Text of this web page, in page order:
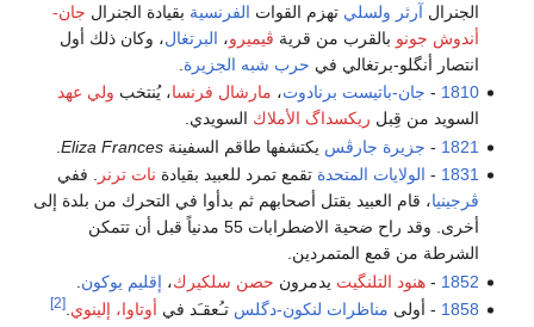
الجنرال آرثر ولسلي تهزم القوات الفرنسية بقيادة الجنرال جان-
أندوش جونو بالقرب من قرية ڤيميرو، البرتغال، وكان ذلك أول
انتصار أنگلو-برتغالي في حرب شبه الجزيرة
1810
- جان-باتيست برنادوت، مارشال فرنسا، يُنتخب ولي عهد
السويد من قِبل ريكسداگ الأملاك السويدي.
1821
- جزيرة جارڤس يكتشفها طاقم السفينةEliza Frances
1831
- الولايات المتحدة تقمع تمرد للعبيد بقيادة نات ترنر
. ففي
ڤرجينيا، قام العبيد بقتل أصحابهم ثم بدأوا في التحرك من بلدة إلى
أخرى. وقد راح ضحية الاضطرابات 55 مدنياً قبل أن تتمكن
الشرطة من قمع المتمردين.
1852
-هنود التلنگيت يدمرون حصن سلكيرك، إقليم يوكون
1858 - أولى مناظرات لنكون-دگلس تـُعقـَد في أوتاوا، إلينوي .
[2]